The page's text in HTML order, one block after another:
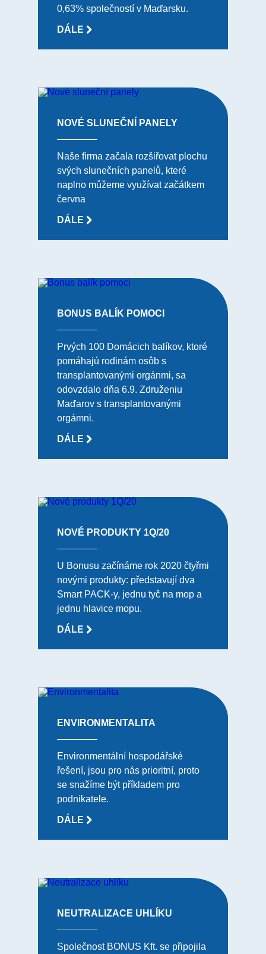
0,63% společností v Maďarsku.
DÁLE
NOVÉ SLUNEČNÍ PANELY
Naše firma začala rozšiřovat plochu
svých slunečních panelů, které
naplno můžeme využívat začátkem
června
DÁLE
BONUS BALÍK POMOCI
Prvých 100 Domácich balíkov, ktoré
pomáhajú rodinám osôb s
transplantovanými orgánmi, sa
odovzdalo dňa 6.9. Združeniu
Maďarov s transplantovanými
orgámni.
DÁLE
NOVÉ PRODUKTY 1Q/20
U Bonusu začínáme rok 2020 čtyřmi
novými produkty: představují dva
Smart PACK-y, jednu tyč na mop a
jednu hlavice mopu.
DÁLE
ENVIRONMENTALITA
Environmentální hospodářské
řešení, jsou pro nás prioritní, proto
se snažíme být příkladem pro
podnikatele.
DÁLE
NEUTRALIZACE UHLÍKU
Společnost BONUS Kft. se připojila